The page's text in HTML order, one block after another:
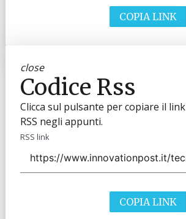
COPIA LINK
close
Codice Rss
Clicca sul pulsante per copiare il link
RSS negli appunti.
RSS link
COPIA LINK